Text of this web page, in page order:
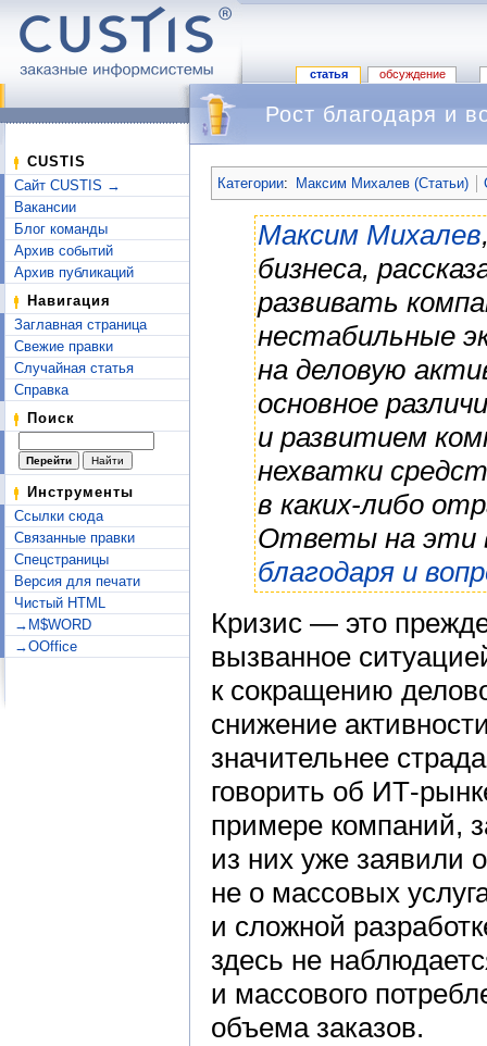
статья обсуждение
CUSTIS
Сайт CUSTIS →
Вакансии
Блог команды
Архив событий
Архив публикаций
Навигация
Заглавная страница
Свежие правки
Случайная статья
Справка
Поиск
Инструменты
Ссылки сюда
Связанные правки
Спецстраницы
Версия для печати
Чистый HTML
→M$WORD
→OOffice
Рост благодаря и
Категории: Максим Михалев (Статьи)
Максим Михалев
бизнеса,
развивать
нестабильные
на деловую
основное
и развитием
нехватки
в каких-либо
Ответы на эти
благодаря и
Кризис — это
вызванное
к сокращению
снижение
значительнее
говорить об ИТ-
примере компаний,
из них уже заявили
не о массовых
и сложной
здесь не
и массового
объема заказов.